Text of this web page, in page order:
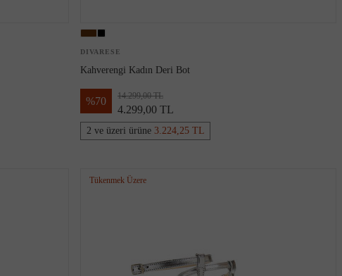
DIVARESE
Kahverengi Kadın Deri Bot
%70 14.299,00 TL
4.299,00 TL
2 ve üzeri ürüne 3.224,25 TL
Tükenmek Üzere